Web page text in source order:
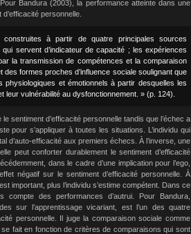
Bandura (2003), la performance atteinte dans une
personnelle.
à partir de quatre principales sources
servent d’indicateur de capacité ; les expériences
la transmission de compétences et la comparaison
formes proches d’influence sociale soulignant que
et émotionnels à partir desquelles les
vulnérabilité au dysfonctionnement. » (p. 124).
sentiment d’efficacité personnelle tandis que l’échec a
pour s’appliquer à toutes les situations. L’individu qui
d’auto-efficacité aux premiers échecs. À l’inverse, une
peut conforter durablement le sentiment d’efficacité
dans le cadre d’une implication pour l’ego,
négatif sur le sentiment d’efficacité personnelle. À
important, plus l’individu s’estime compétent. Dans ce
des performances d’autrui. Pour Bandura,
sur l’apprentissage vicariant, est l’un des quatre
personnelle. Il juge la comparaison sociale comme
fait en fonction de critères de comparaisons qui sont